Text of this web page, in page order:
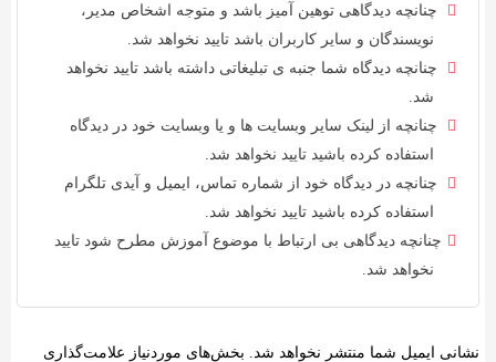
چنانچه دیدگاهی توهین آمیز باشد و متوجه اشخاص مدیر،
نویسندگان و سایر کاربران باشد تایید نخواهد شد.
چنانچه دیدگاه شما جنبه ی تبلیغاتی داشته باشد تایید نخواهد
شد.
چنانچه از لینک سایر وبسایت ها و یا وبسایت خود در دیدگاه
استفاده کرده باشید تایید نخواهد شد.
چنانچه در دیدگاه خود از شماره تماس، ایمیل و آیدی تلگرام
استفاده کرده باشید تایید نخواهد شد.
چنانچه دیدگاهی بی ارتباط با موضوع آموزش مطرح شود تایید
نخواهد شد.
نشانی ایمیل شما منتشر نخواهد شد. بخش‌های موردنیاز علامت‌گذاری